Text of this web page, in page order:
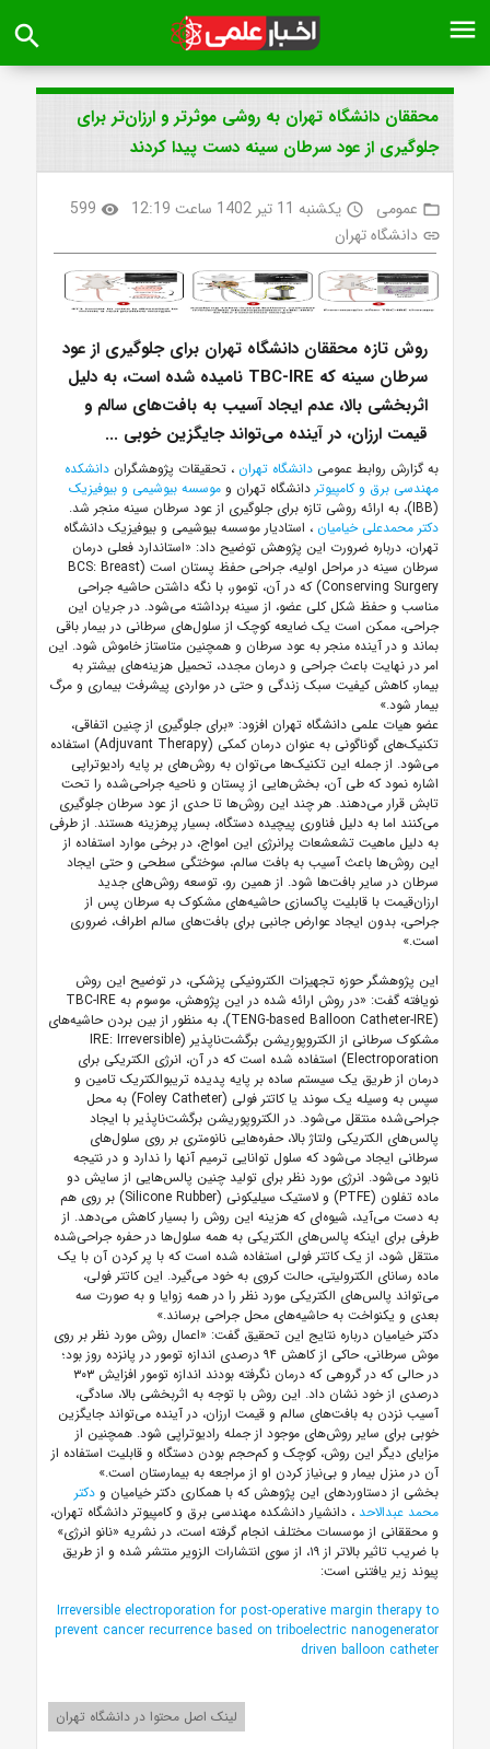
menu
search
محققان دانشگاه تهران به روشی موثرتر و ارزان‌تر برای
جلوگیری از عود سرطان سینه دست پیدا کردند
folder_open عمومی access_time یکشنبه 11 تیر 1402 ساعت 12:19 visibility
599
link دانشگاه تهران
روش تازه محققان دانشگاه تهران برای جلوگیری از عود
سرطان سینه که TBC-IRE نامیده شده است، به دلیل
اثربخشی بالا، عدم ایجاد آسیب به بافت‌های سالم و
قیمت ارزان، در آینده می‌تواند جایگزین خوبی ...
به گزارش روابط عمومی دانشگاه تهران ، تحقیقات پژوهشگران دانشکده
مهندسی برق و کامپیوتر دانشگاه تهران و موسسه بیوشیمی و بیوفیزیک
(IBB)، به ارائه روشی تازه برای جلوگیری از عود سرطان سینه منجر شد.
دکتر محمدعلی خیامیان ، استادیار موسسه بیوشیمی و بیوفیزیک دانشگاه
تهران، درباره ضرورت این پژوهش توضیح داد: «استاندارد فعلی درمان
سرطان سینه در مراحل اولیه، جراحی حفظ پستان است (BCS: Breast
Conserving Surgery) که در آن، تومور، با نگه داشتن حاشیه جراحی
مناسب و حفظ شکل کلی عضو، از سینه برداشته می‌شود. در جریان این
جراحی، ممکن است یک ضایعه کوچک از سلول‌های سرطانی در بیمار باقی
بماند و در آینده منجر به عود سرطان و همچنین متاستاز خاموش شود. این
امر در نهایت باعث جراحی و درمان مجدد، تحمیل هزینه‌های بیشتر به
بیمار، کاهش کیفیت سبک زندگی و حتی در مواردی پیشرفت بیماری و مرگ
بیمار شود.»
عضو هیات علمی دانشگاه تهران افزود: «برای جلوگیری از چنین اتفاقی،
تکنیک‌های گوناگونی به عنوان درمان کمکی (Adjuvant Therapy) استفاده
می‌شود. از جمله این تکنیک‌ها می‌توان به روش‌های بر پایه رادیوتراپی
اشاره نمود که طی آن، بخش‌هایی از پستان و ناحیه جراحی‌شده را تحت
تابش قرار می‌دهند. هر چند این روش‌ها تا حدی از عود سرطان جلوگیری
می‌کنند اما به دلیل فناوری پیچیده دستگاه، بسیار پرهزینه هستند. از طرفی
به دلیل ماهیت تشعشعات پرانرژی این امواج، در برخی موارد استفاده از
این روش‌ها باعث آسیب به بافت سالم، سوختگی سطحی و حتی ایجاد
سرطان در سایر بافت‌ها شود. از همین رو، توسعه روش‌های جدید
ارزان‌قیمت با قابلیت پاکسازی حاشیه‌های مشکوک به سرطان پس از
جراحی، بدون ایجاد عوارض جانبی برای بافت‌های سالم اطراف، ضروری
است.»
این پژوهشگر حوزه تجهیزات الکترونیکی پزشکی، در توضیح این روش
نویافته گفت: «در روش ارائه شده در این پژوهش، موسوم به TBC-IRE
(TENG-based Balloon Catheter-IRE)، به منظور از بین بردن حاشیه‌های
مشکوک سرطانی از الکتروپورِیشن برگشت‌ناپذیر (IRE: Irreversible
Electroporation) استفاده شده است که در آن، انرژی الکتریکی برای
درمان از طریق یک سیستم ساده بر پایه پدیده تریبوالکتریک تامین و
سپس به وسیله یک سوند یا کاتتر فولی (Foley Catheter) به محل
جراحی‌شده منتقل می‌شود. در الکتروپوریشن برگشت‌ناپذیر با ایجاد
پالس‌های الکتریکی ولتاژ بالا، حفره‌هایی نانومتری بر روی سلول‌های
سرطانی ایجاد می‌شود که سلول توانایی ترمیم آنها را ندارد و در نتیجه
نابود می‌شود. انرژی مورد نظر برای تولید چنین پالس‌هایی از سایش دو
ماده تفلون (PTFE) و لاستیک سیلیکونی (Silicone Rubber) بر روی هم
به دست می‌آید، شیوه‌ای که هزینه این روش را بسیار کاهش می‌دهد. از
طرفی برای اینکه پالس‌های الکتریکی به همه سلول‌ها در حفره جراحی‌شده
منتقل شود، از یک کاتتر فولی استفاده شده است که با پر کردن آن با یک
ماده رسانای الکترولیتی، حالت کروی به خود می‌گیرد. این کاتتر فولی،
می‌تواند پالس‌های الکتریکی مورد نظر را در همه زوایا و به صورت سه
بعدی و یکنواخت به حاشیه‌های محل جراحی برساند.»
دکتر خیامیان درباره نتایج این تحقیق گفت: «اعمال روش مورد نظر بر روی
موش سرطانی، حاکی از کاهش ۹۴ درصدی اندازه تومور در پانزده روز بود؛
در حالی که در گروهی که درمان نگرفته بودند اندازه تومور افزایش ۳۰۳
درصدی از خود نشان داد. این روش با توجه به اثربخشی بالا، سادگی،
آسیب نزدن به بافت‌های سالم و قیمت ارزان، در آینده می‌تواند جایگزین
خوبی برای سایر روش‌های موجود از جمله رادیوتراپی شود. همچنین از
مزایای دیگر این روش، کوچک و کم‌حجم بودن دستگاه و قابلیت استفاده از
آن در منزل بیمار و بی‌نیاز کردن او از مراجعه به بیمارستان است.»
بخشی از دستاوردهای این پژوهش که با همکاری دکتر خیامیان و دکتر
محمد عبدالاحد ، دانشیار دانشکده مهندسی برق و کامپیوتر دانشگاه تهران،
و محققانی از موسسات مختلف انجام گرفته است، در نشریه «نانو انرژی»
با ضریب تاثیر بالاتر از ۱۹، از سوی انتشارات الزویر منتشر شده و از طریق
پیوند زیر یافتنی است:
Irreversible electroporation for post-operative margin therapy to
prevent cancer recurrence based on triboelectric nanogenerator
driven balloon catheter
لینک اصل محتوا در دانشگاه تهران